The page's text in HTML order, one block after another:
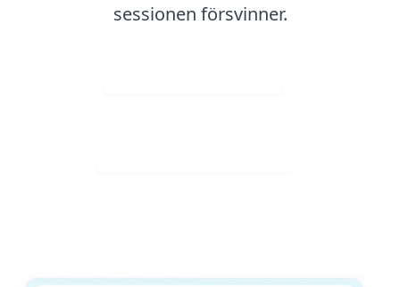
sessionen försvinner.